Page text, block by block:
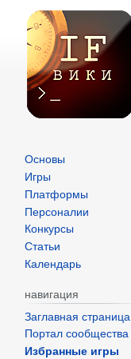
Основы
Игры
Платформы
Персоналии
Конкурсы
Статьи
Календарь
навигация
Заглавная страница
Портал сообщества
Избранные игры